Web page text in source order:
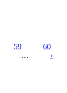
59
60
…
›